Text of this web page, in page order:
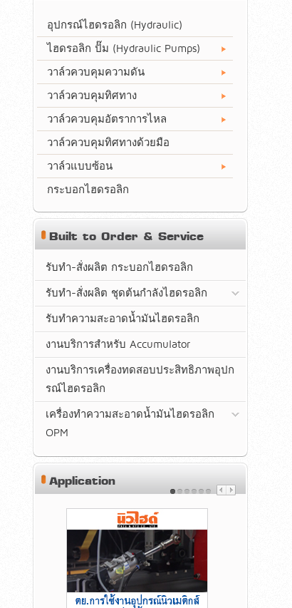
อุปกรณ์ไฮดรอลิก (Hydraulic)
ไฮดรอลิก ปั๊ม (Hydraulic Pumps)
วาล์วควบคุมความดัน
วาล์วควบคุมทิศทาง
วาล์วควบคุมอัตราการไหล
วาล์วควบคุมทิศทางด้วยมือ
วาล์วแบบซ้อน
กระบอกไฮดรอลิก
Built to Order & Service
รับทำ-สั่งผลิต กระบอกไฮดรอลิก
รับทำ-สั่งผลิต ชุดต้นกำลังไฮดรอลิก
รับทำความสะอาดน้ำมันไฮดรอลิก
งานบริการสำหรับ Accumulator
งานบริการเครื่องทดสอบประสิทธิภาพอุปก
รณ์ไฮดรอลิก
เครื่องทำความสะอาดน้ำมันไฮดรอลิก
OPM
Application